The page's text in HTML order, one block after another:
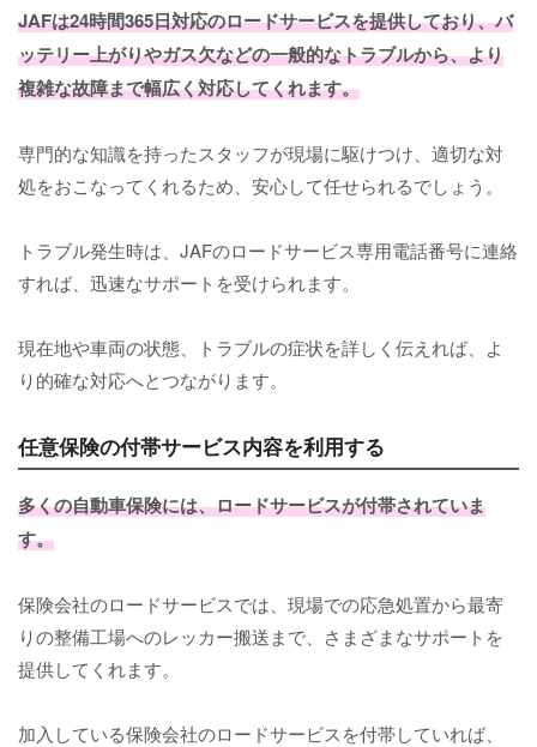
JAFは24時間365日対応のロードサービスを提供しており、バ
ッテリー上がりやガス欠などの一般的なトラブルから、より
複雑な故障まで幅広く対応してくれます。
専門的な知識を持ったスタッフが現場に駆けつけ、適切な対
処をおこなってくれるため、安心して任せられるでしょう。
トラブル発生時は、JAFのロードサービス専用電話番号に連絡
すれば、迅速なサポートを受けられます。
現在地や車両の状態、トラブルの症状を詳しく伝えれば、よ
り的確な対応へとつながります。
任意保険の付帯サービス内容を利用する
多くの自動車保険には、ロードサービスが付帯されていま
す。
保険会社のロードサービスでは、現場での応急処置から最寄
りの整備工場へのレッカー搬送まで、さまざまなサポートを
提供してくれます。
加入している保険会社のロードサービスを付帯していれば、